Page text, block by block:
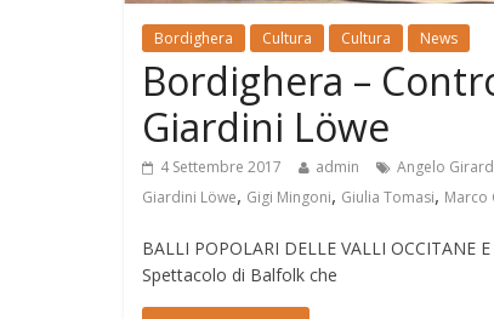
Bordighera Cultura Cultura News
Bordighera –
Giardini Löwe
4 Settembre 2017 admin Angelo
Giardini Löwe, Gigi Mingoni, Giulia Tomasi, Marco
BALLI POPOLARI DELLE VALLI
Spettacolo di Balfolk che